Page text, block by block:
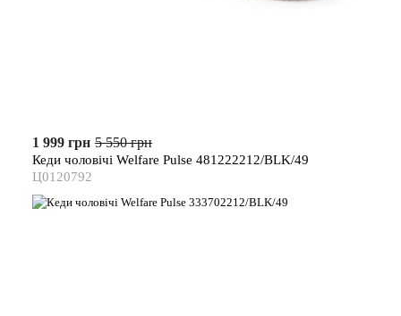
1 999 грн 5 550 грн
Кеди чоловічі Welfare Pulse 481222212/BLK/49
Ц0120792